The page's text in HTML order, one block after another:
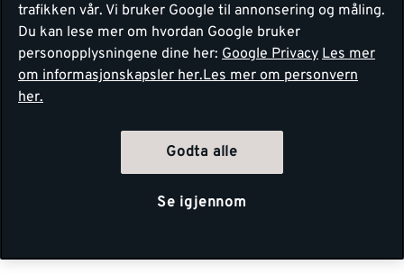
trafikken vår. Vi bruker Google til annonsering og måling.
Du kan lese mer om hvordan Google bruker
personopplysningene dine her: Google Privacy Les mer
om informasjonskapsler her.Les mer om personvern
her.
Godta alle
Se igjennom